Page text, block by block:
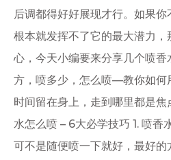
后调都得好好展现才行。如果
根本就发挥不了它的最大潜力，
心，今天小编要来分享几个喷
方，喷多少，怎么喷—教你如何
时间留在身上，走到哪里都是
水怎么喷 – 6大必学技巧 1. 喷香
可不是随便喷一下就好，最好